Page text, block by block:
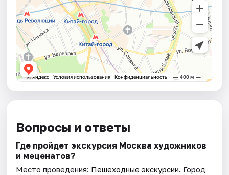
Вопросы и ответы
Где пройдет экскурсия Москва художников
и меценатов?
Место проведения: Пешеходные экскурсии. Город